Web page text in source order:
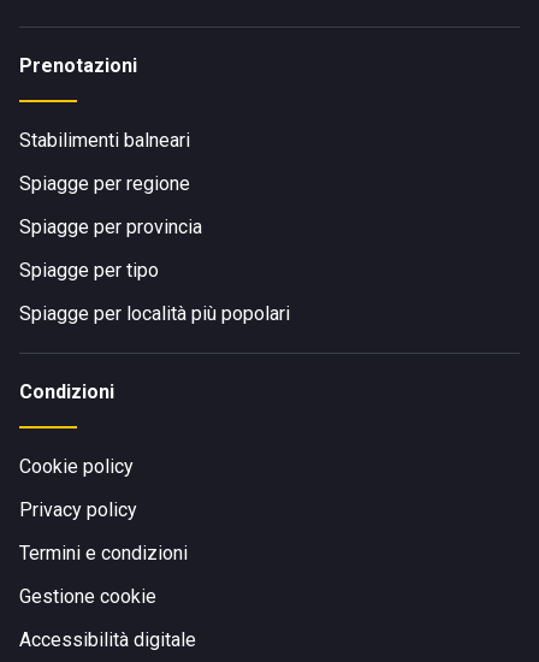
Prenotazioni
Stabilimenti balneari
Spiagge per regione
Spiagge per provincia
Spiagge per tipo
Spiagge per località più popolari
Condizioni
Cookie policy
Privacy policy
Termini e condizioni
Gestione cookie
Accessibilità digitale